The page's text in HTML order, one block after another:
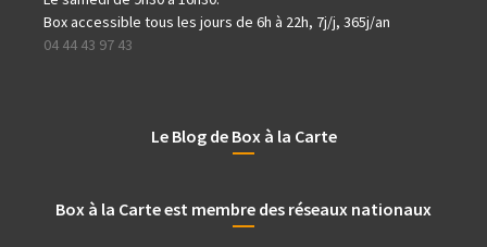
Box accessible tous les jours de 6h à 22h, 7j/j, 365j/an
04 44 43 97 43
Le Blog de Box à la Carte
Box à la Carte est membre des réseaux nationaux